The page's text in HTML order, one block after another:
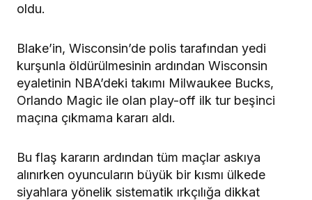
oldu.
Blake’in, Wisconsin’de polis tarafından yedi
kurşunla öldürülmesinin ardından Wisconsin
eyaletinin NBA’deki takımı Milwaukee Bucks,
Orlando Magic ile olan play-off ilk tur beşinci
maçına çıkmama kararı aldı.
Bu flaş kararın ardından tüm maçlar askıya
alınırken oyuncuların büyük bir kısmı ülkede
siyahlara yönelik sistematik ırkçılığa dikkat